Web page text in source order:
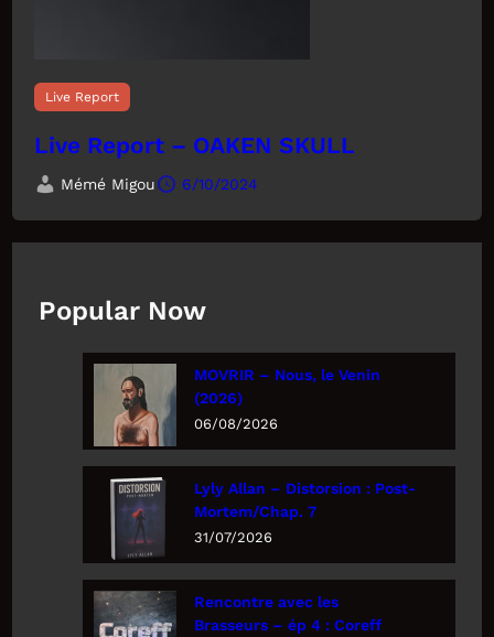
Live Report
Live Report – OAKEN SKULL
Mémé Migou 6/10/2024
Popular Now
MOVRIR – Nous, le Venin
(2026)
06/08/2026
Lyly Allan – Distorsion : Post-
Mortem/Chap. 7
31/07/2026
Rencontre avec les
Brasseurs – ép 4 : Coreff